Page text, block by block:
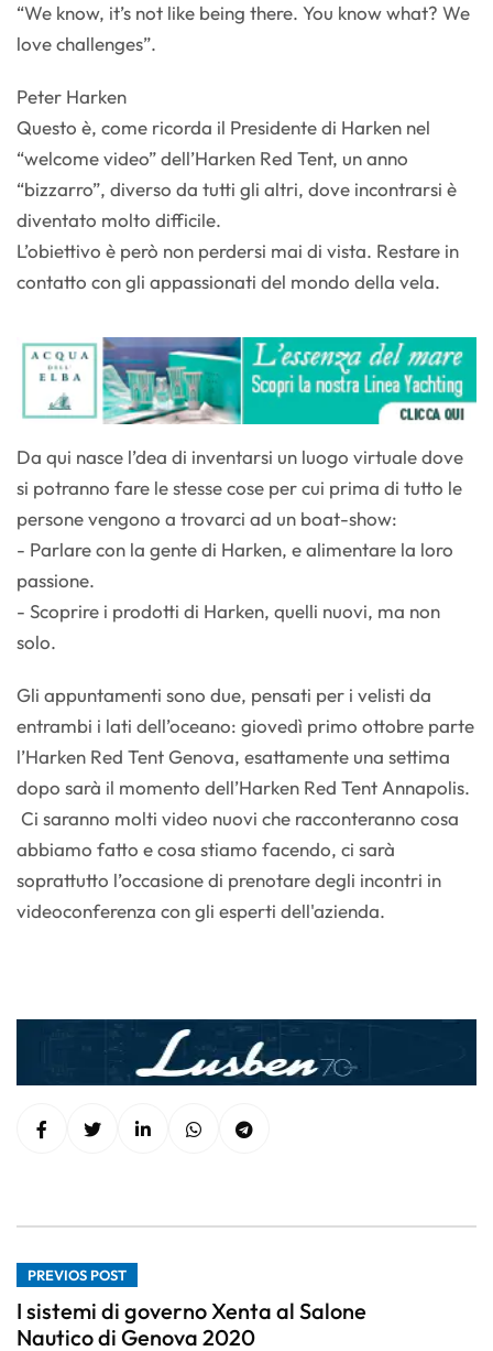
“We know, it’s not like being there. You know what? We
love challenges”.
Peter Harken
Questo è, come ricorda il Presidente di Harken nel
“welcome video” dell’Harken Red Tent, un anno
“bizzarro”, diverso da tutti gli altri, dove incontrarsi è
diventato molto difficile.
L’obiettivo è però non perdersi mai di vista. Restare in
contatto con gli appassionati del mondo della vela.
Da qui nasce l’dea di inventarsi un luogo virtuale dove
si potranno fare le stesse cose per cui prima di tutto le
persone vengono a trovarci ad un boat-show:
- Parlare con la gente di Harken, e alimentare la loro
passione.
- Scoprire i prodotti di Harken, quelli nuovi, ma non
solo.
Gli appuntamenti sono due, pensati per i velisti da
entrambi i lati dell’oceano: giovedì primo ottobre parte
l’Harken Red Tent Genova, esattamente una settima
dopo sarà il momento dell’Harken Red Tent Annapolis.
Ci saranno molti video nuovi che racconteranno cosa
abbiamo fatto e cosa stiamo facendo, ci sarà
soprattutto l’occasione di prenotare degli incontri in
videoconferenza con gli esperti dell'azienda.
PREVIOS POST
I sistemi di governo Xenta al Salone
Nautico di Genova 2020